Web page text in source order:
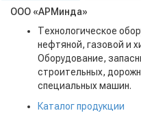
ООО «АРМинда»
Технологическое
нефтяной, газовой и
Оборудование,
строительных,
специальных машин.
Каталог продукции